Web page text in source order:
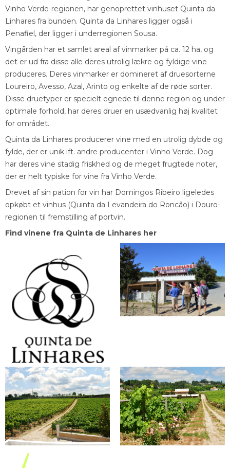
Vinho Verde-regionen, har genoprettet vinhuset Quinta da
Linhares fra bunden. Quinta da Linhares ligger også i
Penafiel, der ligger i underregionen Sousa.
Vingården har et samlet areal af vinmarker på ca. 12 ha, og
det er ud fra disse alle deres utrolig lækre og fyldige vine
produceres. Deres vinmarker er domineret af druesorterne
Loureiro, Avesso, Azal, Arinto og enkelte af de røde sorter.
Disse druetyper er specielt egnede til denne region og under
optimale forhold, har deres druer en usædvanlig høj kvalitet
for området.
Quinta da Linhares producerer vine med en utrolig dybde og
fylde, der er unik ift. andre producenter i Vinho Verde. Dog
har deres vine stadig friskhed og de meget frugtede noter,
der er helt typiske for vine fra Vinho Verde.
Drevet af sin pation for vin har Domingos Ribeiro ligeledes
opkøbt et vinhus (Quinta da Levandeira do Roncão) i Douro-
regionen til fremstilling af portvin.
Find vinene fra Quinta de Linhares her